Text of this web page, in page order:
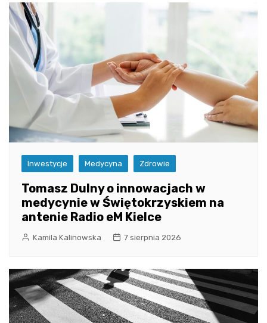
Inwestycje Medycyna Zdrowie
Tomasz Dulny o innowacjach w
medycynie w Świętokrzyskiem na
antenie Radio eM Kielce
Kamila Kalinowska 7 sierpnia 2026